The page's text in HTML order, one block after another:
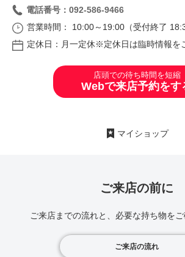
電話番号：092-586-9466
営業時間： 10:00～19:00（受付終了
定休日：月一定休※定休日は臨時情報を
店頭での待ち時間を短縮
Webで来店予約をす
マイショップ
ご来店の前に
ご来店までの流れと、必要な持ち物をご
ご来店の流れ